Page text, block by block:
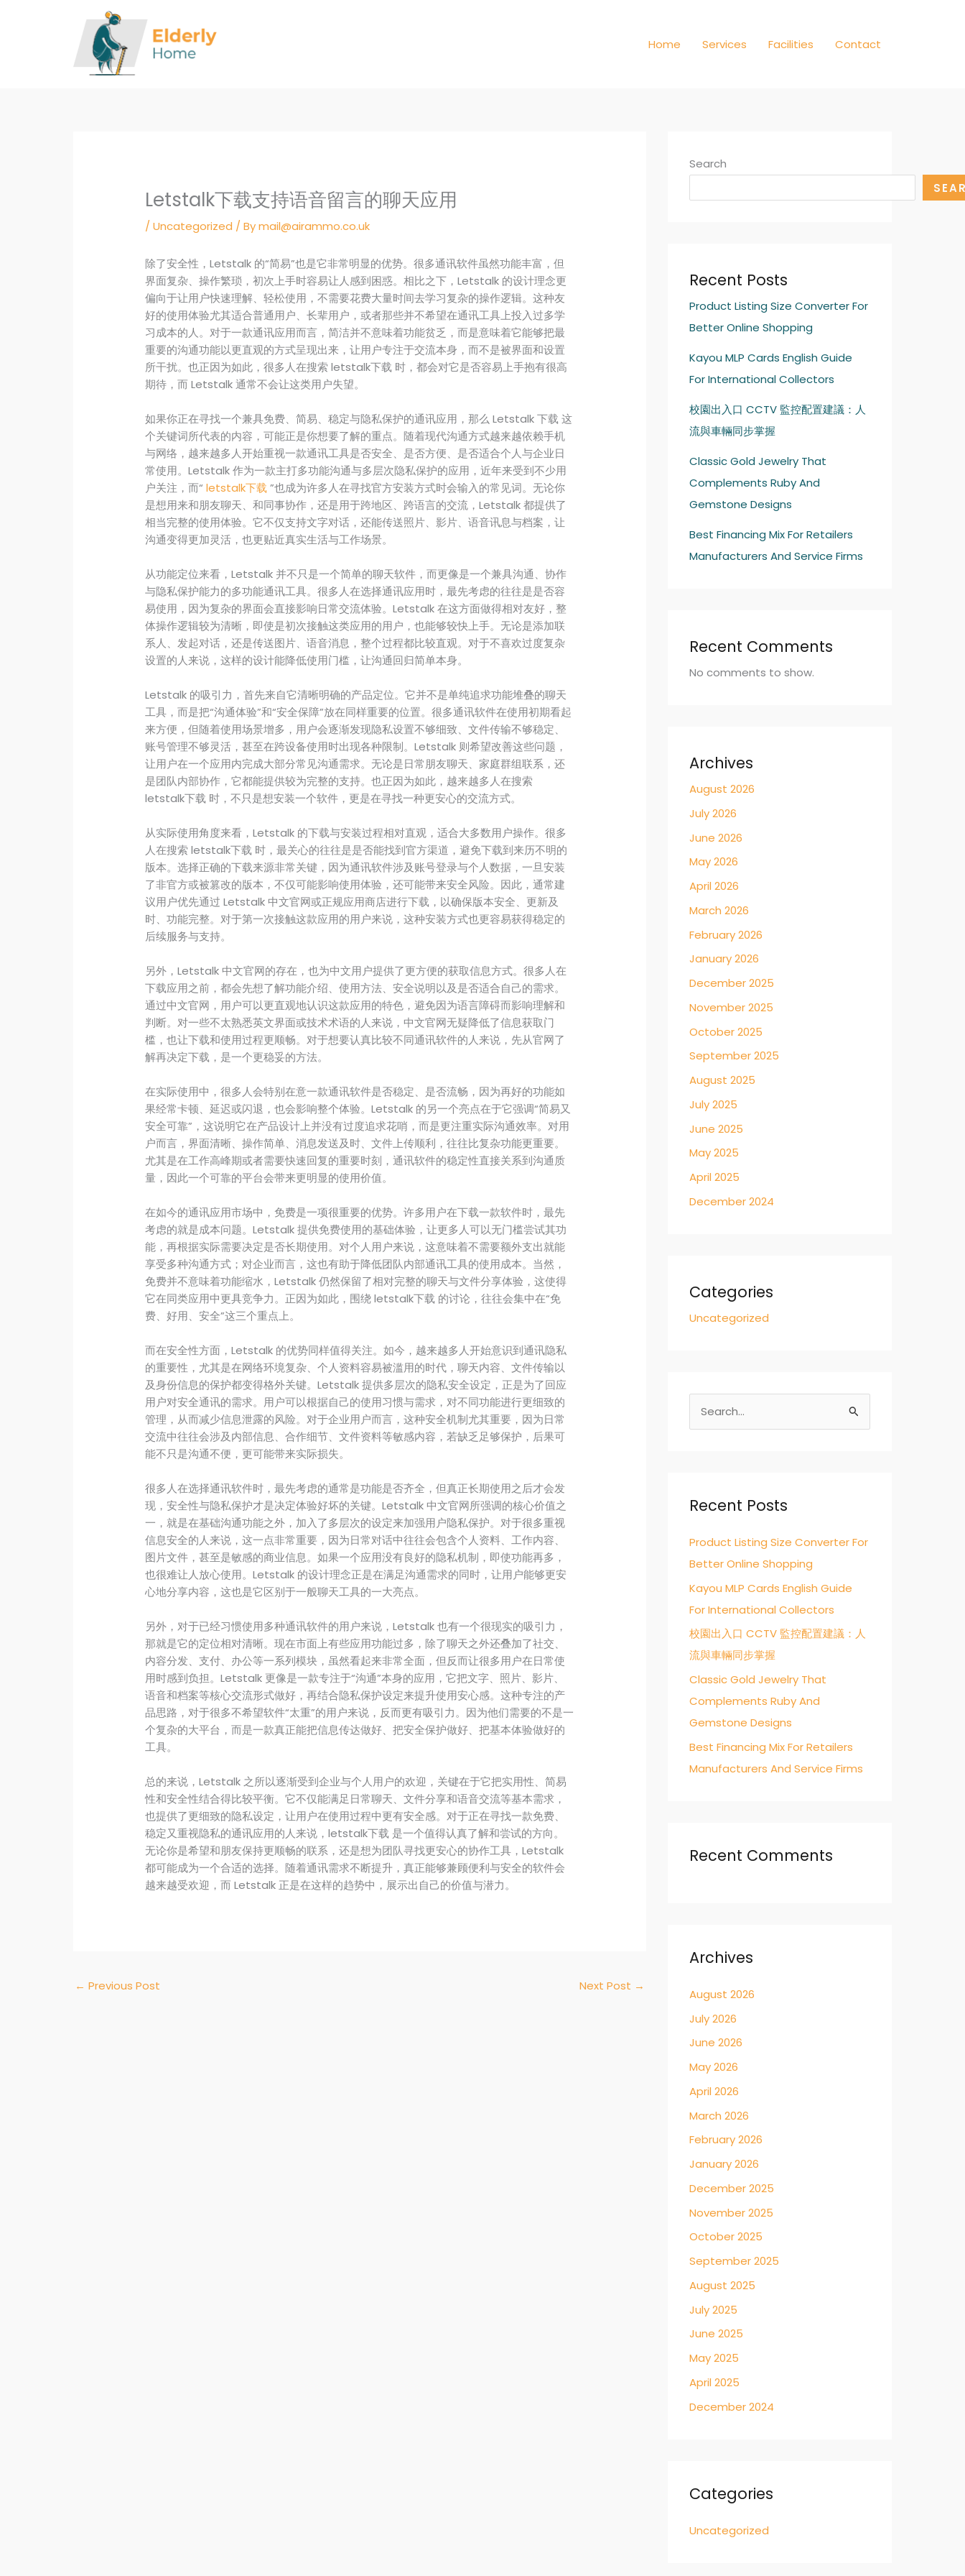
Home Services Facilities Contact
Letstalk下载支持语音留言的聊天应用
/Uncategorized / Bymail@airammo.co.uk
除了安全性，Letstalk 的“简易”也是它非常明显的优势。很多通讯软件虽然功能丰富，但
界面复杂、操作繁琐，初次上手时容易让人感到困惑。相比之下，Letstalk 的设计理念更
偏向于让用户快速理解、轻松使用，不需要花费大量时间去学习复杂的操作逻辑。这种友
好的使用体验尤其适合普通用户、长辈用户，或者那些并不希望在通讯工具上投入过多学
习成本的人。对于一款通讯应用而言，简洁并不意味着功能贫乏，而是意味着它能够把最
重要的沟通功能以更直观的方式呈现出来，让用户专注于交流本身，而不是被界面和设置
所干扰。也正因为如此，很多人在搜索 letstalk下载 时，都会对它是否容易上手抱有很高
期待，而 Letstalk 通常不会让这类用户失望。
如果你正在寻找一个兼具免费、简易、稳定与隐私保护的通讯应用，那么 Letstalk 下载 这
个关键词所代表的内容，可能正是你想要了解的重点。随着现代沟通方式越来越依赖手机
与网络，越来越多人开始重视一款通讯工具是否安全、是否方便、是否适合个人与企业日
常使用。Letstalk 作为一款主打多功能沟通与多层次隐私保护的应用，近年来受到不少用
户关注，而“letstalk下载”也成为许多人在寻找官方安装方式时会输入的常见词。无论你
是想用来和朋友聊天、和同事协作，还是用于跨地区、跨语言的交流，Letstalk 都提供了
相当完整的使用体验。它不仅支持文字对话，还能传送照片、影片、语音讯息与档案，让
沟通变得更加灵活，也更贴近真实生活与工作场景。
从功能定位来看，Letstalk 并不只是一个简单的聊天软件，而更像是一个兼具沟通、协作
与隐私保护能力的多功能通讯工具。很多人在选择通讯应用时，最先考虑的往往是是否容
易使用，因为复杂的界面会直接影响日常交流体验。Letstalk 在这方面做得相对友好，整
体操作逻辑较为清晰，即使是初次接触这类应用的用户，也能够较快上手。无论是添加联
系人、发起对话，还是传送图片、语音消息，整个过程都比较直观。对于不喜欢过度复杂
设置的人来说，这样的设计能降低使用门槛，让沟通回归简单本身。
Letstalk 的吸引力，首先来自它清晰明确的产品定位。它并不是单纯追求功能堆叠的聊天
工具，而是把“沟通体验”和“安全保障”放在同样重要的位置。很多通讯软件在使用初期看起
来方便，但随着使用场景增多，用户会逐渐发现隐私设置不够细致、文件传输不够稳定、
账号管理不够灵活，甚至在跨设备使用时出现各种限制。Letstalk 则希望改善这些问题，
让用户在一个应用内完成大部分常见沟通需求。无论是日常朋友聊天、家庭群组联系，还
是团队内部协作，它都能提供较为完整的支持。也正因为如此，越来越多人在搜索
letstalk下载 时，不只是想安装一个软件，更是在寻找一种更安心的交流方式。
从实际使用角度来看，Letstalk 的下载与安装过程相对直观，适合大多数用户操作。很多
人在搜索 letstalk下载 时，最关心的往往是是否能找到官方渠道，避免下载到来历不明的
版本。选择正确的下载来源非常关键，因为通讯软件涉及账号登录与个人数据，一旦安装
了非官方或被篡改的版本，不仅可能影响使用体验，还可能带来安全风险。因此，通常建
议用户优先通过 Letstalk 中文官网或正规应用商店进行下载，以确保版本安全、更新及
时、功能完整。对于第一次接触这款应用的用户来说，这种安装方式也更容易获得稳定的
后续服务与支持。
另外，Letstalk 中文官网的存在，也为中文用户提供了更方便的获取信息方式。很多人在
下载应用之前，都会先想了解功能介绍、使用方法、安全说明以及是否适合自己的需求。
通过中文官网，用户可以更直观地认识这款应用的特色，避免因为语言障碍而影响理解和
判断。对一些不太熟悉英文界面或技术术语的人来说，中文官网无疑降低了信息获取门
槛，也让下载和使用过程更顺畅。对于想要认真比较不同通讯软件的人来说，先从官网了
解再决定下载，是一个更稳妥的方法。
在实际使用中，很多人会特别在意一款通讯软件是否稳定、是否流畅，因为再好的功能如
果经常卡顿、延迟或闪退，也会影响整个体验。Letstalk 的另一个亮点在于它强调“简易又
安全可靠”，这说明它在产品设计上并没有过度追求花哨，而是更注重实际沟通效率。对用
户而言，界面清晰、操作简单、消息发送及时、文件上传顺利，往往比复杂功能更重要。
尤其是在工作高峰期或者需要快速回复的重要时刻，通讯软件的稳定性直接关系到沟通质
量，因此一个可靠的平台会带来更明显的使用价值。
在如今的通讯应用市场中，免费是一项很重要的优势。许多用户在下载一款软件时，最先
考虑的就是成本问题。Letstalk 提供免费使用的基础体验，让更多人可以无门槛尝试其功
能，再根据实际需要决定是否长期使用。对个人用户来说，这意味着不需要额外支出就能
享受多种沟通方式；对企业而言，这也有助于降低团队内部通讯工具的使用成本。当然，
免费并不意味着功能缩水，Letstalk 仍然保留了相对完整的聊天与文件分享体验，这使得
它在同类应用中更具竞争力。正因为如此，围绕 letstalk下载 的讨论，往往会集中在“免
费、好用、安全”这三个重点上。
而在安全性方面，Letstalk 的优势同样值得关注。如今，越来越多人开始意识到通讯隐私
的重要性，尤其是在网络环境复杂、个人资料容易被滥用的时代，聊天内容、文件传输以
及身份信息的保护都变得格外关键。Letstalk 提供多层次的隐私安全设定，正是为了回应
用户对安全通讯的需求。用户可以根据自己的使用习惯与需求，对不同功能进行更细致的
管理，从而减少信息泄露的风险。对于企业用户而言，这种安全机制尤其重要，因为日常
交流中往往会涉及内部信息、合作细节、文件资料等敏感内容，若缺乏足够保护，后果可
能不只是沟通不便，更可能带来实际损失。
很多人在选择通讯软件时，最先考虑的通常是功能是否齐全，但真正长期使用之后才会发
现，安全性与隐私保护才是决定体验好坏的关键。Letstalk 中文官网所强调的核心价值之
一，就是在基础沟通功能之外，加入了多层次的设定来加强用户隐私保护。对于很多重视
信息安全的人来说，这一点非常重要，因为日常对话中往往会包含个人资料、工作内容、
图片文件，甚至是敏感的商业信息。如果一个应用没有良好的隐私机制，即使功能再多，
也很难让人放心使用。Letstalk 的设计理念正是在满足沟通需求的同时，让用户能够更安
心地分享内容，这也是它区别于一般聊天工具的一大亮点。
另外，对于已经习惯使用多种通讯软件的用户来说，Letstalk 也有一个很现实的吸引力，
那就是它的定位相对清晰。现在市面上有些应用功能过多，除了聊天之外还叠加了社交、
内容分发、支付、办公等一系列模块，虽然看起来非常全面，但反而让很多用户在日常使
用时感到负担。Letstalk 更像是一款专注于“沟通”本身的应用，它把文字、照片、影片、
语音和档案等核心交流形式做好，再结合隐私保护设定来提升使用安心感。这种专注的产
品思路，对于很多不希望软件“太重”的用户来说，反而更有吸引力。因为他们需要的不是一
个复杂的大平台，而是一款真正能把信息传达做好、把安全保护做好、把基本体验做好的
工具。
总的来说，Letstalk 之所以逐渐受到企业与个人用户的欢迎，关键在于它把实用性、简易
性和安全性结合得比较平衡。它不仅能满足日常聊天、文件分享和语音交流等基本需求，
也提供了更细致的隐私设定，让用户在使用过程中更有安全感。对于正在寻找一款免费、
稳定又重视隐私的通讯应用的人来说，letstalk下载 是一个值得认真了解和尝试的方向。
无论你是希望和朋友保持更顺畅的联系，还是想为团队寻找更安心的协作工具，Letstalk
都可能成为一个合适的选择。随着通讯需求不断提升，真正能够兼顾便利与安全的软件会
越来越受欢迎，而 Letstalk 正是在这样的趋势中，展示出自己的价值与潜力。
← Previous Post Next Post →
Search
Recent Posts
Product Listing Size Converter For
Better Online Shopping
Kayou MLP Cards English Guide
For International Collectors
校園出入口 CCTV 監控配置建議：人
流與車輛同步掌握
Classic Gold Jewelry That
Complements Ruby And
Gemstone Designs
Best Financing Mix For Retailers
Manufacturers And Service Firms
Recent Comments
No comments to show.
Archives
August 2026
July 2026
June 2026
May 2026
April 2026
March 2026
February 2026
January 2026
December 2025
November 2025
October 2025
September 2025
August 2025
July 2025
June 2025
May 2025
April 2025
December 2024
Categories
Uncategorized
e
c
f
o
r
:
Recent Posts
Product Listing Size Converter For
Better Online Shopping
Kayou MLP Cards English Guide
For International Collectors
校園出入口 CCTV 監控配置建議：人
流與車輛同步掌握
Classic Gold Jewelry That
Complements Ruby And
Gemstone Designs
Best Financing Mix For Retailers
Manufacturers And Service Firms
Recent Comments
Archives
August 2026
July 2026
June 2026
May 2026
April 2026
March 2026
February 2026
January 2026
December 2025
November 2025
October 2025
September 2025
August 2025
July 2025
June 2025
May 2025
April 2025
December 2024
Categories
Uncategorized